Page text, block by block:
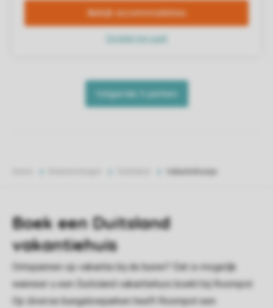
Boek een Duitsland
vakantiehuis
Ontspannen op vakantie bij de buren? Dat is mogelijk
wanneer u een Duitsland vakantiehuis boekt bij Roompot.
Op diverse bungalowparken heeft Roompot een